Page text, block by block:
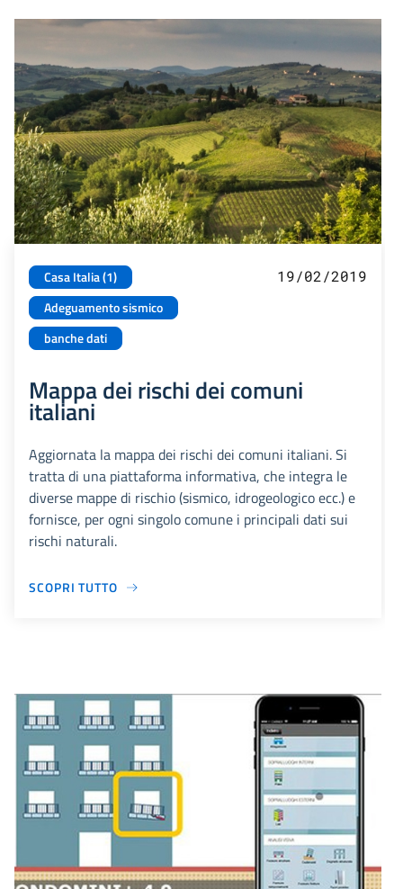
Casa Italia (1)
Adeguamento sismico
banche dati
19/02/2019
Mappa dei rischi dei comuni
italiani
Aggiornata la mappa dei rischi dei comuni italiani. Si
tratta di una piattaforma informativa, che integra le
diverse mappe di rischio (sismico, idrogeologico ecc.) e
fornisce, per ogni singolo comune i principali dati sui
rischi naturali.
SCOPRI TUTTO